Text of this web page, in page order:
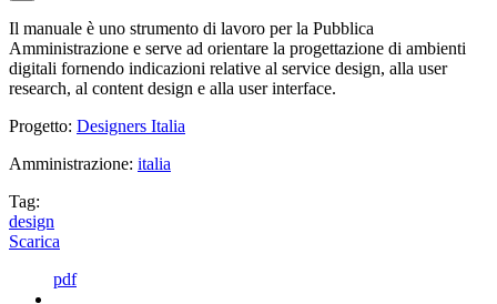
Il manuale è uno strumento di lavoro per la Pubblica
Amministrazione e serve ad orientare la progettazione di ambienti
digitali fornendo indicazioni relative al service design, alla user
research, al content design e alla user interface.
Progetto: Designers Italia
Amministrazione: italia
Tag:
design
Scarica
pdf